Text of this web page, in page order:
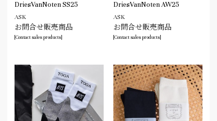
DriesVanNoten SS25
ASK
お問合せ販売商品
[Contact sales products]
DriesVanNoten AW25
ASK
お問合せ販売商品
[Contact sales products]